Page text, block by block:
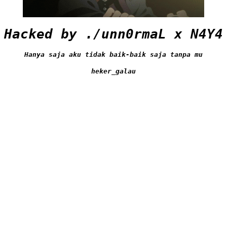
Hacked by ./unn0rmaL x N4Y4
Hanya saja aku tidak baik-baik saja tanpa mu
heker_galau